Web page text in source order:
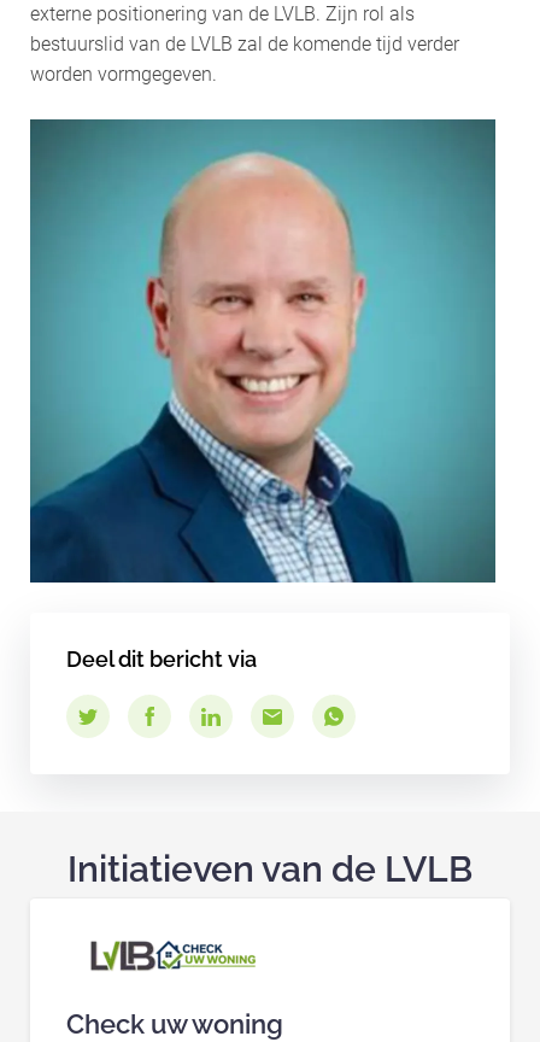
externe positionering van de LVLB. Zijn rol als
bestuurslid van de LVLB zal de komende tijd verder
worden vormgegeven.
Deel dit bericht via
Initiatieven van de LVLB
Check uw woning